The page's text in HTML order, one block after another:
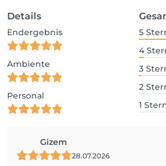
Details
Endergebnis
Ambiente
Personal
5
4
3
2
1
Gizem
28.07.2026